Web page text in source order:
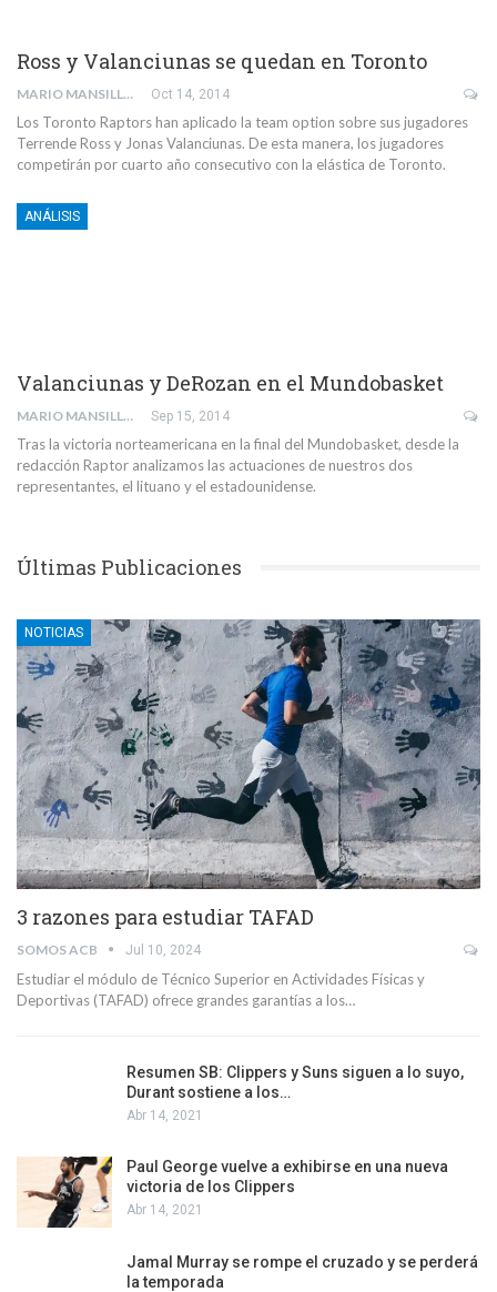
Ross y Valanciunas se quedan en Toronto
MARIO MANSILLA Oct 14, 2014
Los Toronto Raptors han aplicado la team option sobre sus jugadores
Terrende Ross y Jonas Valanciunas. De esta manera, los jugadores
competirán por cuarto año consecutivo con la elástica de Toronto.
ANÁLISIS
Valanciunas y DeRozan en el Mundobasket
MARIO MANSILLA Sep 15, 2014
Tras la victoria norteamericana en la final del Mundobasket, desde la
redacción Raptor analizamos las actuaciones de nuestros dos
representantes, el lituano y el estadounidense.
Últimas Publicaciones
NOTICIAS
3 razones para estudiar TAFAD
SOMOS ACB Jul 10, 2024
Estudiar el módulo de Técnico Superior en Actividades Físicas y
Deportivas (TAFAD) ofrece grandes garantías a los…
Resumen SB: Clippers y Suns siguen a lo suyo,
Durant sostiene a los…
Abr 14, 2021
Paul George vuelve a exhibirse en una nueva
victoria de los Clippers
Abr 14, 2021
Jamal Murray se rompe el cruzado y se perderá
la temporada